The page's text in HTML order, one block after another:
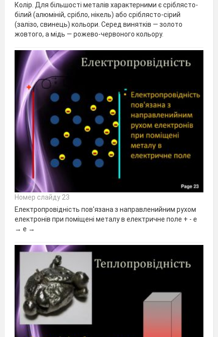
Колір. Для більшості металів характерними є сріблясто-
білий (алюміній, срібло, нікель) або сріблясто-сірий
(залізо, свинець) кольори. Серед винятків — золото
жовтого, а мідь — рожево-червоного кольору.
Номер слайду 23
Електропровідність пов'язана з направленийним рухом
електронів при поміщені металу в електричне поле + - е
→ е →